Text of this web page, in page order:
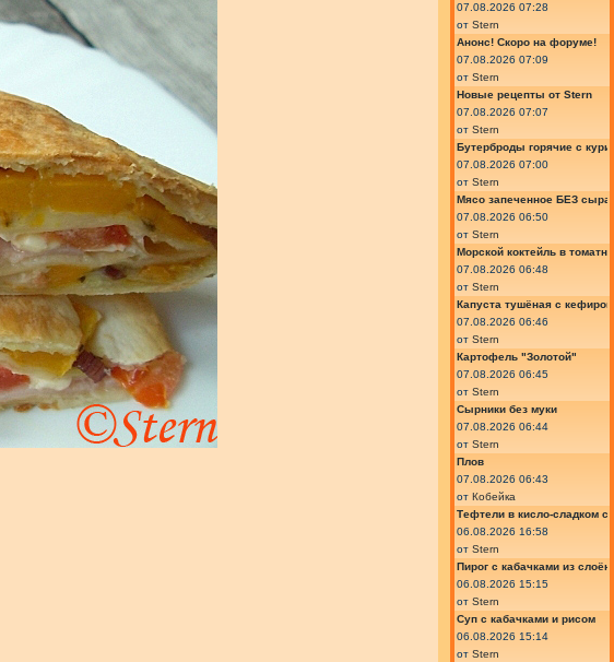
07.08.2026 07:28
от Stern
Анонс! Скоро на форуме!
07.08.2026 07:09
от Stern
Новые рецепты от Stern
07.08.2026 07:07
от Stern
Бутерброды горячие с
07.08.2026 07:00
от Stern
Мясо запеченное БЕЗ сыра
07.08.2026 06:50
от Stern
Морской коктейль в
07.08.2026 06:48
от Stern
Капуста тушёная с кефиром
07.08.2026 06:46
от Stern
Картофель "Золотой"
07.08.2026 06:45
от Stern
Сырники без муки
07.08.2026 06:44
от Stern
Плов
07.08.2026 06:43
от Кобейка
Тефтели в кисло-сладком
06.08.2026 16:58
от Stern
Пирог с кабачками из
06.08.2026 15:15
от Stern
Суп с кабачками и рисом
06.08.2026 15:14
от Stern